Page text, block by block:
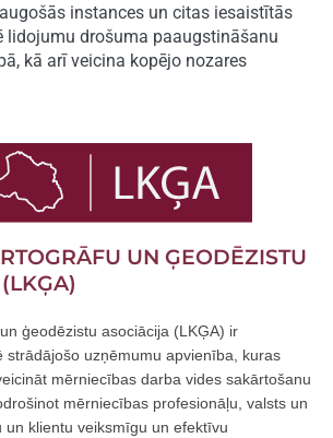
instances un citas iesaistītās
lidojumu drošuma paaugstināšanu
kā arī veicina kopējo nozares
UN ĢEODĒZISTU
ģeodēzistu asociācija (LKĢA) ir
strādājošo uzņēmumu apvienība, kuras
mērniecības darba vides sakārtošanu
mērniecības profesionāļu, valsts un
un klientu veiksmīgu un efektīvu